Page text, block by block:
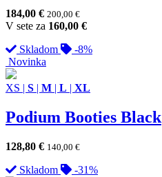
184,00 € 200,00 €
V sete za 160,00 €
Skladom
-8%
Novinka
XS | S | M | L | XL
Podium Booties Black
128,80 € 140,00 €
Skladom -31%